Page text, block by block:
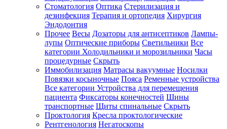
Стоматология Оптика Стерилизация и
дезинфекция Терапия и ортопедия Хирургия
Эндодонтия
Прочее Весы Дозаторы для антисептиков Лампы-
лупы Оптические приборы Светильники Все
категории Холодильники и морозильники Часы
процедурные Скрыть
Иммобилизация Матрасы вакуумные Носилки
Повязки косыночные Пояса Ременные устройства
Все категории Устройства для перемещения
пациента Фиксаторы конечностей Шины
транспортные Щиты спинальные Скрыть
Проктология Кресла проктологические
Рентгенология Негатоскопы